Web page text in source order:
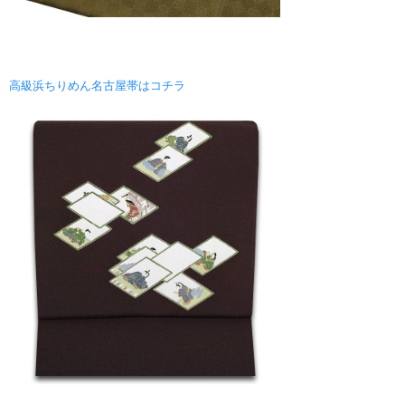
高級浜ちりめん名古屋帯はコチラ